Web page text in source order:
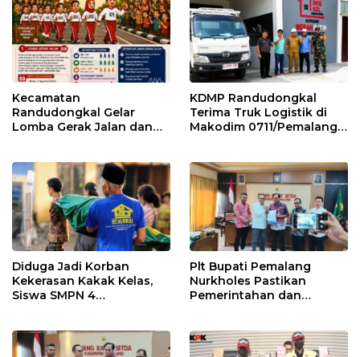
Kecamatan
Randudongkal Gelar
Lomba Gerak Jalan dan
KDMP Randudongkal
Terima Truk Logistik di
Makodim 0711/Pemalang
Diduga Jadi Korban
Kekerasan Kakak Kelas,
Siswa SMPN 4
Plt Bupati Pemalang
Nurkholes Pastikan
Pemerintahan dan